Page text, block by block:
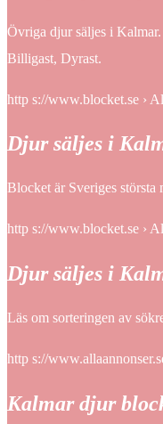
Övriga djur säljes i
Billigast, Dyrast.
http s://www.blocket.se ›
Djur säljes i
Blocket är Sveriges
http s://www.blocket.se ›
Djur säljes i
Läs om sorteringen av
http s://
Kalmar djur